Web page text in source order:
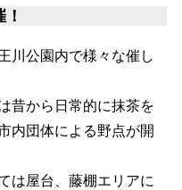
川公園内で様々な催し
昔から日常的に抹茶を
内団体による野点が開
は屋台、藤棚エリアに